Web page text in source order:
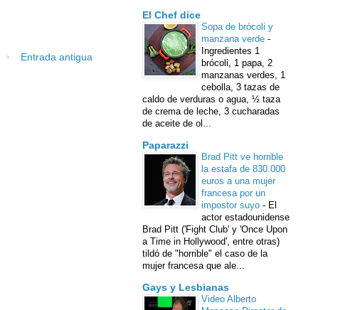
Entrada antigua
El Chef dice
Sopa de brócoli y
manzana verde -
Ingredientes 1
brócoli, 1 papa, 2
manzanas verdes, 1
cebolla, 3 tazas de
caldo de verduras o agua, ½ taza
de crema de leche, 3 cucharadas
de aceite de ol...
Paparazzi
Brad Pitt ve horrible
la estafa de 830.000
euros a una mujer
francesa por un
impostor suyo - El
actor estadounidense
Brad Pitt ('Fight Club' y 'Once Upon
a Time in Hollywood', entre otras)
tildó de "horrible" el caso de la
mujer francesa que ale...
Gays y Lesbianas
Video Alberto